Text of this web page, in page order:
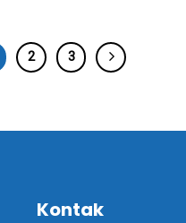
2 3
Kontak